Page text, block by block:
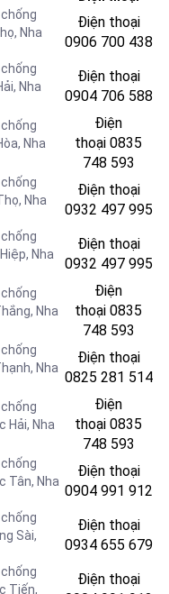
Nha
Điện thoại
0906 700 438
Nha
Điện thoại
0904 706 588
Nha
Điện
thoại 0835
748 593
Nha
Điện thoại
0932 497 995
Nha
Điện thoại
0932 497 995
Nha
Điện
thoại 0835
748 593
Nha
Điện thoại
0825 281 514
Hải, Nha
Điện
thoại 0835
748 593
Tân, Nha
Điện thoại
0904 991 912
Sài,
Điện thoại
0934 655 679
Tiến,
Điện thoại